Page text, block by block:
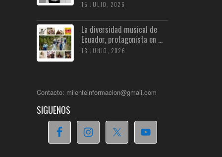
15 JULIO, 2026
La diversidad musical de
Ecuador, protagonista en ...
13 JUNIO, 2026
Contacto: milenteinformacion@gmail.com
SIGUENOS